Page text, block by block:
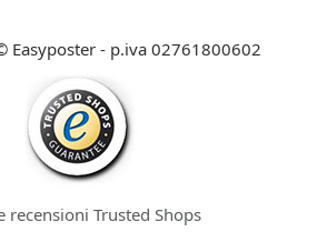
Easyposter - p.iva 02761800602
recensioni Trusted Shops